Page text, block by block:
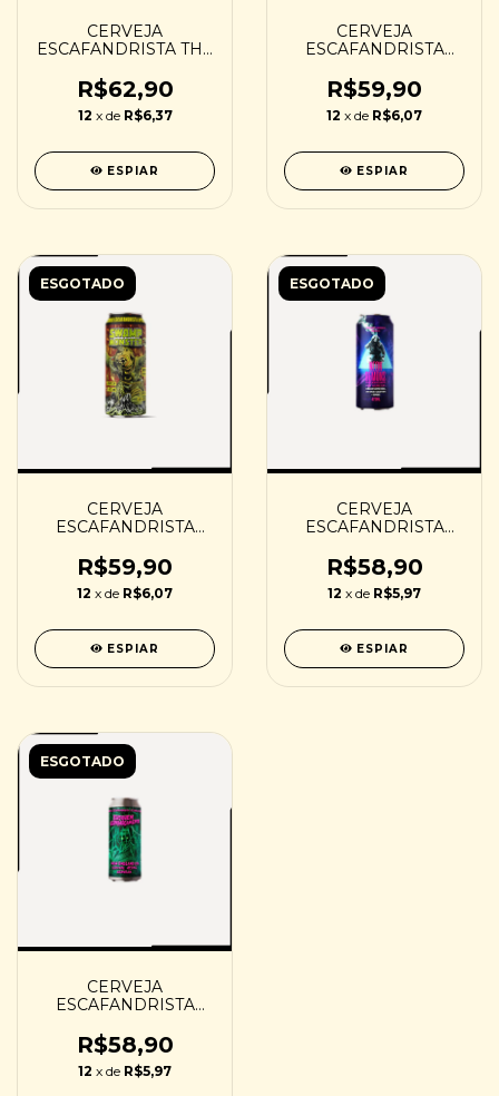
CERVEJA
ESCAFANDRISTA THE
473ML
R$62,90
12 x de R$6,37
ESPIAR
CERVEJA
ESCAFANDRISTA
HOPS - 473ML
R$59,90
12 x de R$6,07
ESPIAR
ESGOTADO
CERVEJA
ESCAFANDRISTA
WITH A HARD -
473ML
R$59,90
12 x de R$6,07
ESPIAR
ESGOTADO
CERVEJA
ESCAFANDRISTA
473ML
R$58,90
12 x de R$5,97
ESPIAR
ESGOTADO
CERVEJA
ESCAFANDRISTA
CONHECIMENTO -
473ML
R$58,90
12 x de R$5,97